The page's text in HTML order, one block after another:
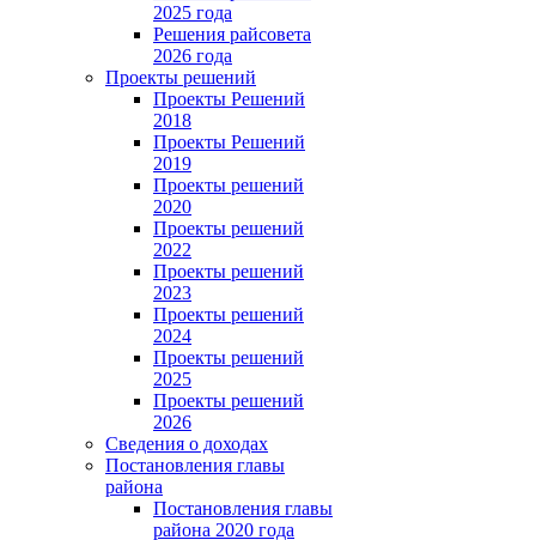
2025 года
Решения райсовета
2026 года
Проекты решений
Проекты Решений
2018
Проекты Решений
2019
Проекты решений
2020
Проекты решений
2022
Проекты решений
2023
Проекты решений
2024
Проекты решений
2025
Проекты решений
2026
Сведения о доходах
Постановления главы
района
Постановления главы
района 2020 года